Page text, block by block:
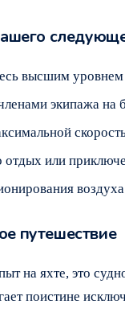
высшим
экипажа на
или
путешествие
на яхте, это
поистине